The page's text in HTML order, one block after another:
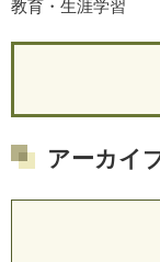
教育・生涯学習
アーカイ